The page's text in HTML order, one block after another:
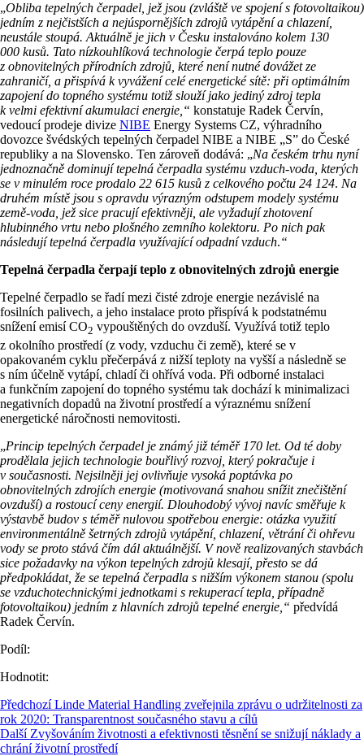
„Obliba tepelných čerpadel, jež jsou (zvláště ve spojení s fotovoltaikou)
jedním z nejčistších a nejúspornějších zdrojů vytápění a chlazení,
neustále stoupá. Aktuálně je jich v Česku instalováno kolem 130
000 kusů. Tato nízkouhlíková technologie čerpá teplo pouze
z obnovitelných přírodních zdrojů , které není nutné dovážet ze
zahraničí, a přispívá k vyvážení celé energetické sítě: při optimálním
zapojení do topného systému totiž slouží jako jediný zdroj tepla
k velmi efektivní akumulaci energie ,“ konstatuje Radek Červín,
vedoucí prodeje divize NIBE Energy Systems CZ, výhradního
dovozce švédských tepelných čerpadel NIBE a NIBE „S” do České
republiky a na Slovensko. Ten zároveň dodává: „Na českém trhu nyní
jednoznačně dominují tepelná čerpadla systému vzduch-voda, kterých
se v minulém roce prodalo 22 615 kusů z celkového počtu 24 124. Na
druhém místě jsou s opravdu výrazným odstupem modely systému
země-voda, jež sice pracují efektivněji, ale vyžadují zhotovení
hlubinného vrtu nebo plošného zemního kolektoru. Po nich pak
následují tepelná čerpadla využívající odpadní vzduch.“
Tepelná čerpadla čerpají teplo z obnovitelných zdrojů energie
Tepelné čerpadlo se řadí mezi čisté zdroje energie nezávislé na
fosilních palivech, a jeho instalace proto přispívá k podstatnému
snížení emisí CO2 vypouštěných do ovzduší. Využívá totiž teplo
z okolního prostředí (z vody, vzduchu či země), které se v
opakovaném cyklu přečerpává z nižší teploty na vyšší a následně se
s ním účelně vytápí, chladí či ohřívá voda. Při odborné instalaci
a funkčním zapojení do topného systému tak dochází k minimalizaci
negativních dopadů na životní prostředí a výraznému snížení
energetické náročnosti nemovitosti.
„Princip tepelných čerpadel je známý již téměř 170 let. Od té doby
prodělala jejich technologie bouřlivý rozvoj, který pokračuje i
v současnosti. Nejsilněji jej ovlivňuje vysoká poptávka po
obnovitelných zdrojích energie (motivovaná snahou snížit znečištění
ovzduší) a rostoucí ceny energií. Dlouhodobý vývoj navíc směřuje k
výstavbě budov s téměř nulovou spotřebou energie: otázka využití
environmentálně šetrných zdrojů vytápění, chlazení, větrání či ohřevu
vody se proto stává čím dál aktuálnější. V nově realizovaných stavbách
sice požadavky na výkon tepelných zdrojů klesají, přesto se dá
předpokládat, že se tepelná čerpadla s nižším výkonem stanou (spolu
se vzduchotechnickými jednotkami s rekuperací tepla, případně
fotovoltaikou) jedním z hlavních zdrojů tepelné energie,“ předvídá
Radek Červín.
Podíl:
Hodnotit:
Předchozí Linde Material Handling zveřejnila zprávu o udržitelnosti za
rok 2020: Transparentnost současného stavu a cílů
Další Zvyšováním životnosti a efektivnosti těsnění se snižují náklady a
chrání životní prostředí